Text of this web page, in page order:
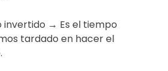
invertido → Es el tiempo
tardado en hacer el